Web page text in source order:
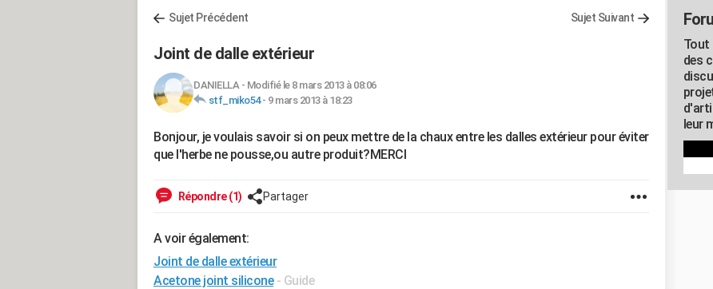
Sujet Précédent Sujet Suivant
Joint de dalle extérieur
DANIELLA- Modifié le 8 mars 2013 à 08:06
stf_miko54- 9 mars 2013 à 18:23
Bonjour, je voulais savoir si on peux mettre de la chaux entre les dalles extérieur pour éviter
que l'herbe ne pousse,ou autre produit?MERCI
Répondre (1) Partager
A voir également:
Joint de dalle extérieur
Acetone joint silicone - Guide
Tout
des
leur